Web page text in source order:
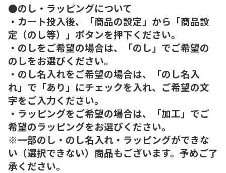
●のし・ラッピングについて
・カート投入後、「商品の設定」から「商品設
定（のし等）」ボタンを押下ください。
・のしをご希望の場合は、「のし」でご希望の
のしをお選びください。
・のし名入れをご希望の場合は、「のし名入
れ」で「あり」にチェックを入れ、ご希望の文
字をご入力ください。
・ラッピングをご希望の場合は、「加工」でご
希望のラッピングをお選びください。
※一部のし・のし名入れ・ラッピングができな
い（選択できない）商品もございます。予めご了
承ください。